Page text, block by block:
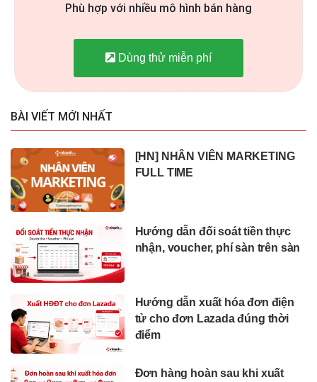
Phù hợp với nhiều mô hình bán hàng
Dùng thử miễn phí
BÀI VIẾT MỚI NHẤT
[HN] NHÂN VIÊN MARKETING
FULL TIME
Hướng dẫn đối soát tiền thực
nhận, voucher, phí sàn trên sàn
Hướng dẫn xuất hóa đơn điện
tử cho đơn Lazada đúng thời
điểm
Đơn hàng hoàn sau khi xuất